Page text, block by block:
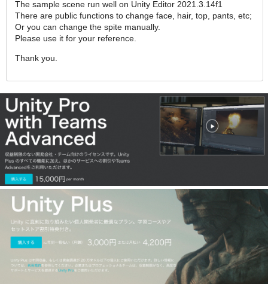
The sample scene run well on Unity Editor 2021.3.14f1
There are public functions to change face, hair, top, pants, etc;
Or you can change the spite manually.
Please use it for your reference.
Thank you.